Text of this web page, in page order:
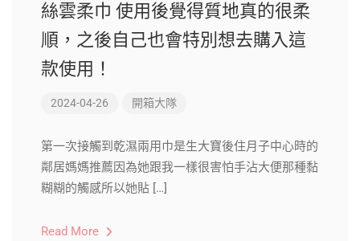
絲雲柔巾 使用後覺得質地真的很柔
順，之後自己也會特別想去購入這
款使用！
2024-04-26 開箱大隊
第一次接觸到乾濕兩用巾是生大寶後住月子中心時的
鄰居媽媽推薦因為她跟我一樣很害怕手沾大便那種黏
糊糊的觸感所以她貼 […]
Read More